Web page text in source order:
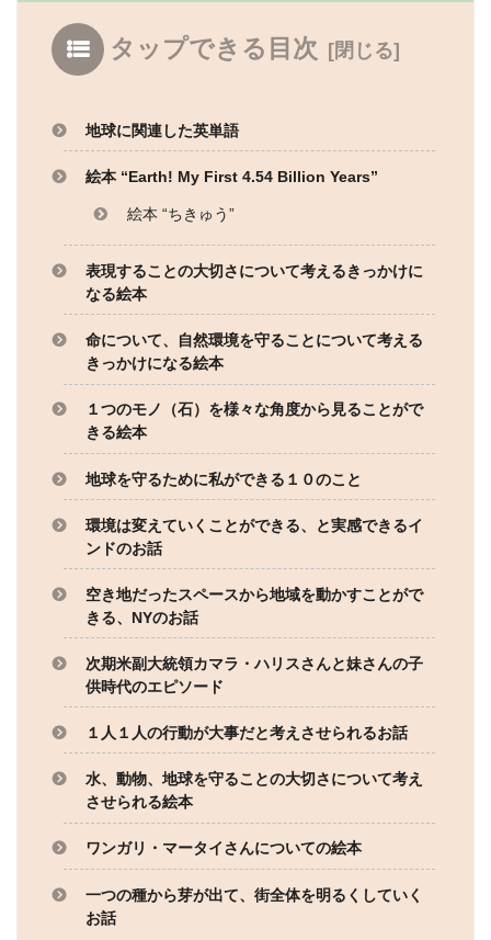
タップできる目次
地球に関連した英単語
絵本 “Earth! My First 4.54 Billion Years”
絵本 “ちきゅう”
表現することの大切さについて考えるきっかけに
なる絵本
命について、自然環境を守ることについて考える
きっかけになる絵本
１つのモノ（石）を様々な角度から見ることがで
きる絵本
地球を守るために私ができる１０のこと
環境は変えていくことができる、と実感できるイ
ンドのお話
空き地だったスペースから地域を動かすことがで
きる、NYのお話
次期米副大統領カマラ・ハリスさんと妹さんの子
供時代のエピソード 
１人１人の行動が大事だと考えさせられるお話
水、動物、地球を守ることの大切さについて考え
させられる絵本
ワンガリ・マータイさんについての絵本
一つの種から芽が出て、街全体を明るくしていく
お話